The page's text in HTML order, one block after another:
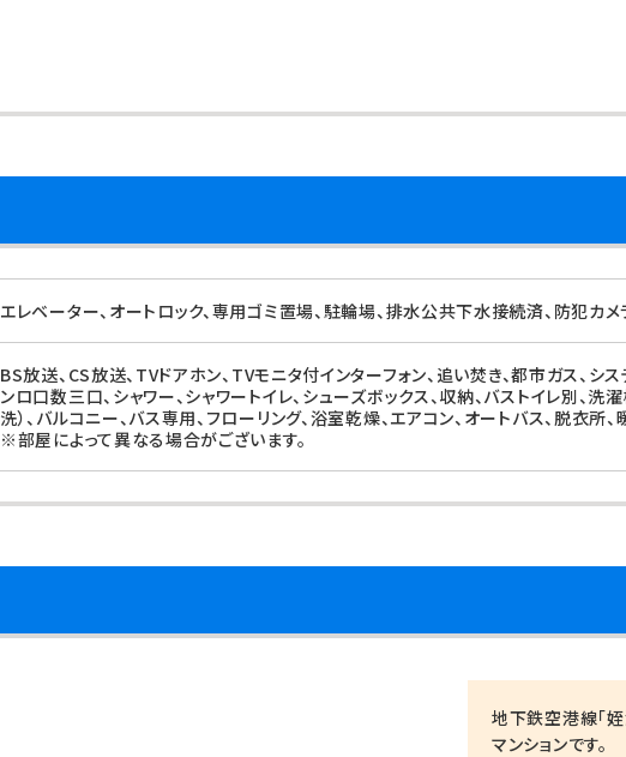
エレベーター、オートロック、専用ゴミ置場、駐輪場、排水公共下水接続済、防犯カ
BS放送、CS放送、TVドアホン、TVモニタ付インターフォン、追い焚き、都市ガス、シ
ンロ口数三口、シャワー、シャワートイレ、シューズボックス、収納、バストイレ別、
洗）、バルコニー、バス専用、フローリング、浴室乾燥、エアコン、オートバス、脱衣所
※部屋によって異なる場合がございます。
地下鉄空港線「
マンションです。